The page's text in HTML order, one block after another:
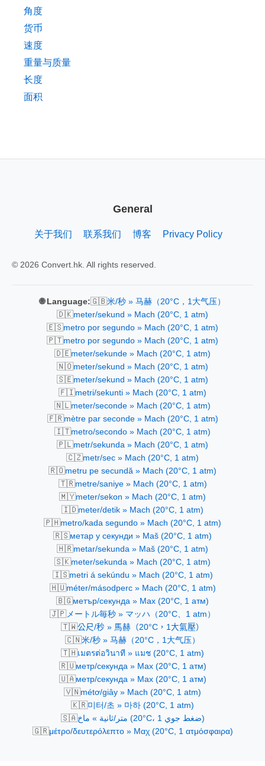
角度
货币
速度
重量与质量
长度
面积
General
关于我们 联系我们 博客 Privacy Policy
© 2026 Convert.hk. All rights reserved.
🌐 Language:🇬🇧米/秒 » 马赫（20°C，1大气压）
🇩🇰meter/sekund » Mach (20°C, 1 atm)
🇪🇸metro por segundo » Mach (20°C, 1 atm)
🇵🇹metro por segundo » Mach (20°C, 1 atm)
🇩🇪meter/sekunde » Mach (20°C, 1 atm)
🇳🇴meter/sekund » Mach (20°C, 1 atm)
🇸🇪meter/sekund » Mach (20°C, 1 atm)
🇫🇮metri/sekunti » Mach (20°C, 1 atm)
🇳🇱meter/seconde » Mach (20°C, 1 atm)
🇫🇷mètre par seconde » Mach (20°C, 1 atm)
🇮🇹metro/secondo » Mach (20°C, 1 atm)
🇵🇱metr/sekunda » Mach (20°C, 1 atm)
🇨🇿metr/sec » Mach (20°C, 1 atm)
🇷🇴metru pe secundă » Mach (20°C, 1 atm)
🇹🇷metre/saniye » Mach (20°C, 1 atm)
🇲🇾meter/sekon » Mach (20°C, 1 atm)
🇮🇩meter/detik » Mach (20°C, 1 atm)
🇵🇭metro/kada segundo » Mach (20°C, 1 atm)
🇷🇸метар у секунди » Maš (20°C, 1 atm)
🇭🇷metar/sekunda » Maš (20°C, 1 atm)
🇸🇰meter/sekunda » Mach (20°C, 1 atm)
🇮🇸metri á sekúndu » Mach (20°C, 1 atm)
🇭🇺méter/másodperc » Mach (20°C, 1 atm)
🇧🇬метър/секунда » Мах (20°C, 1 атм)
🇯🇵メートル毎秒 » マッハ（20°C、1 atm）
🇹🇼公尺/秒 » 馬赫（20°C，1大氣壓）
🇨🇳米/秒 » 马赫（20°C，1大气压）
🇹🇭เมตรต่อวินาที » แมช (20°C, 1 atm)
🇷🇺метр/секунда » Мах (20°C, 1 атм)
🇺🇦метр/секунда » Мах (20°C, 1 атм)
🇻🇳métơ/giây » Mach (20°C, 1 atm)
🇰🇷미터/초 » 마하 (20°C, 1 atm)
🇸🇦 متر/ثانية » ماخ (20°C، 1 ضغط جوي)
🇬🇷μέτρο/δευτερόλεπτο » Μαχ (20°C, 1 ατμόσφαιρα)